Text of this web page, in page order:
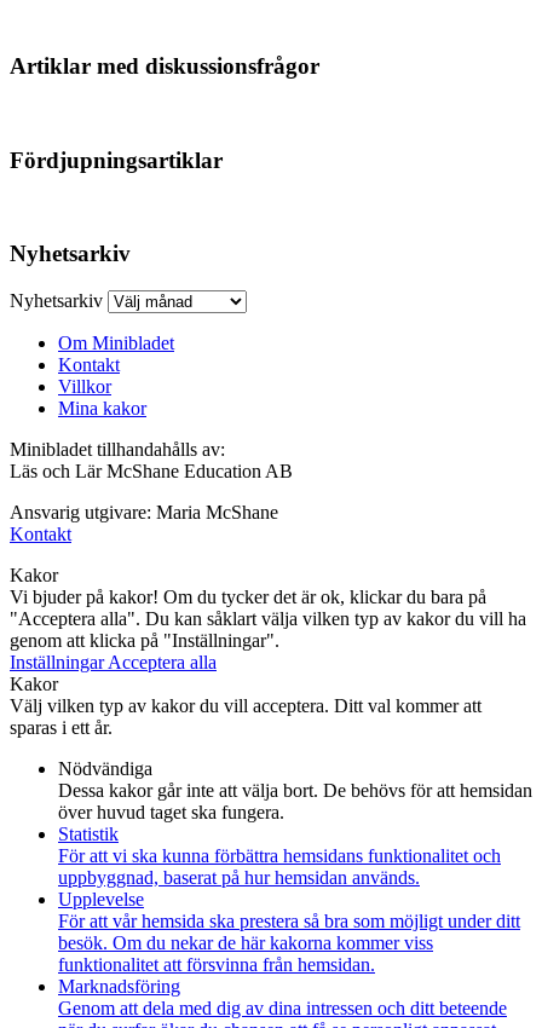
Artiklar med diskussionsfrågor
Fördjupningsartiklar
Nyhetsarkiv
Nyhetsarkiv
Om Minibladet
Kontakt
Villkor
Mina kakor
Minibladet tillhandahålls av:
Läs och Lär McShane Education AB
Ansvarig utgivare: Maria McShane
Kontakt
Kakor
Vi bjuder på kakor! Om du tycker det är ok, klickar du bara på
"Acceptera alla". Du kan såklart välja vilken typ av kakor du vill ha
genom att klicka på "Inställningar".
InställningarAcceptera alla
Kakor
Välj vilken typ av kakor du vill acceptera. Ditt val kommer att
sparas i ett år.
Nödvändiga
Dessa kakor går inte att välja bort. De behövs för att hemsidan
över huvud taget ska fungera.
Statistik
För att vi ska kunna förbättra hemsidans funktionalitet och
uppbyggnad, baserat på hur hemsidan används.
Upplevelse
För att vår hemsida ska prestera så bra som möjligt under ditt
besök. Om du nekar de här kakorna kommer viss
funktionalitet att försvinna från hemsidan.
Marknadsföring
Genom att dela med dig av dina intressen och ditt beteende